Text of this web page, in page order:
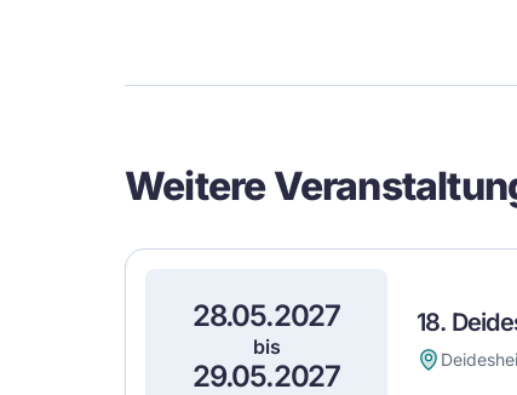
Weitere
28.05.2027
bis
29.05.2027
18.